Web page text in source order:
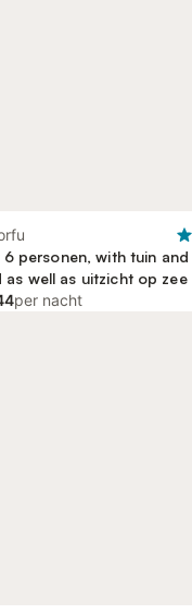
personen, with tuin and
as well as uitzicht op zee
per nacht